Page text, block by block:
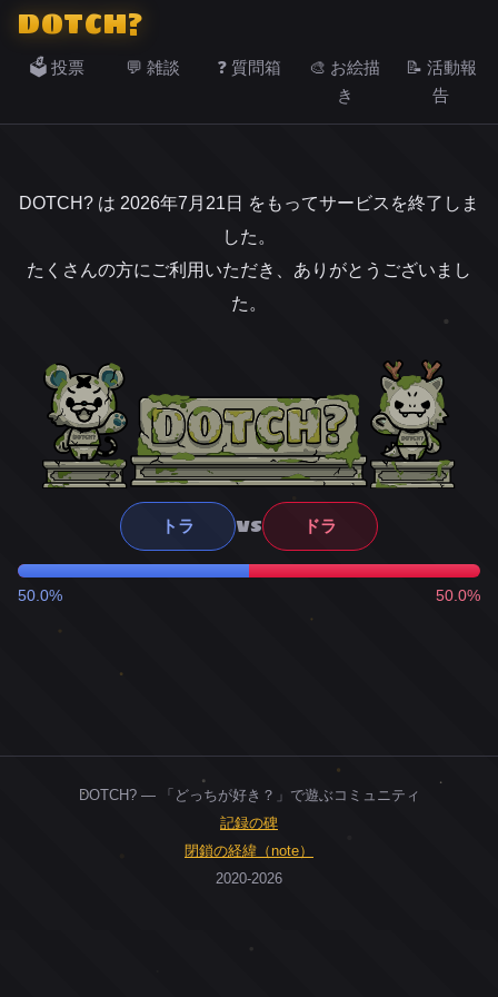
DOTCH?
🗳️ 投票 💬 雑談 ❓ 質問箱
🎨 お絵描
き
📝 活動報
告
DOTCH? は 2026年7月21日 をもってサービスを終了しま
した。
たくさんの方にご利用いただき、ありがとうございまし
た。
トラ VS ドラ
50.0% 50.0%
DOTCH? — 「どっちが好き？」で遊ぶコミュニティ
記録の碑
閉鎖の経緯（note）
2020-2026